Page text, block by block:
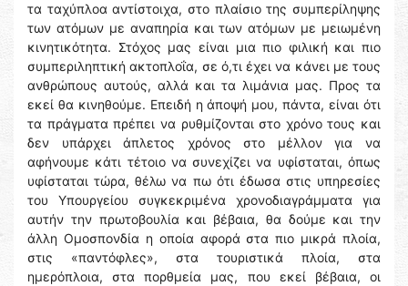
τα ταχύπλοα αντίστοιχα, στο πλαίσιο της συμπερίληψης
των ατόμων με αναπηρία και των ατόμων με μειωμένη
κινητικότητα. Στόχος μας είναι μια πιο φιλική και πιο
συμπεριληπτική ακτοπλοΐα, σε ό,τι έχει να κάνει με τους
ανθρώπους αυτούς, αλλά και τα λιμάνια μας. Προς τα
εκεί θα κινηθούμε. Επειδή η άποψή μου, πάντα, είναι ότι
τα πράγματα πρέπει να ρυθμίζονται στο χρόνο τους και
δεν υπάρχει άπλετος χρόνος στο μέλλον για να
αφήνουμε κάτι τέτοιο να συνεχίζει να υφίσταται, όπως
υφίσταται τώρα, θέλω να πω ότι έδωσα στις υπηρεσίες
του Υπουργείου συγκεκριμένα χρονοδιαγράμματα για
αυτήν την πρωτοβουλία και βέβαια, θα δούμε και την
άλλη Ομοσπονδία η οποία αφορά στα πιο μικρά πλοία,
στις «παντόφλες», στα τουριστικά πλοία, στα
ημερόπλοια, στα πορθμεία μας, που εκεί βέβαια, οι